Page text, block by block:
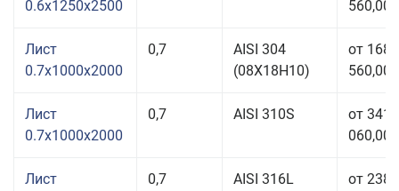
0.6x1250x2500
560,00
Лист
0.7x1000x2000
0,7
AISI 304
(08Х18Н10)
от 168
560,00
Лист
0.7x1000x2000
0,7 AISI 310S
от 341
060,00
Лист
0,7 AISI 316L
от 238